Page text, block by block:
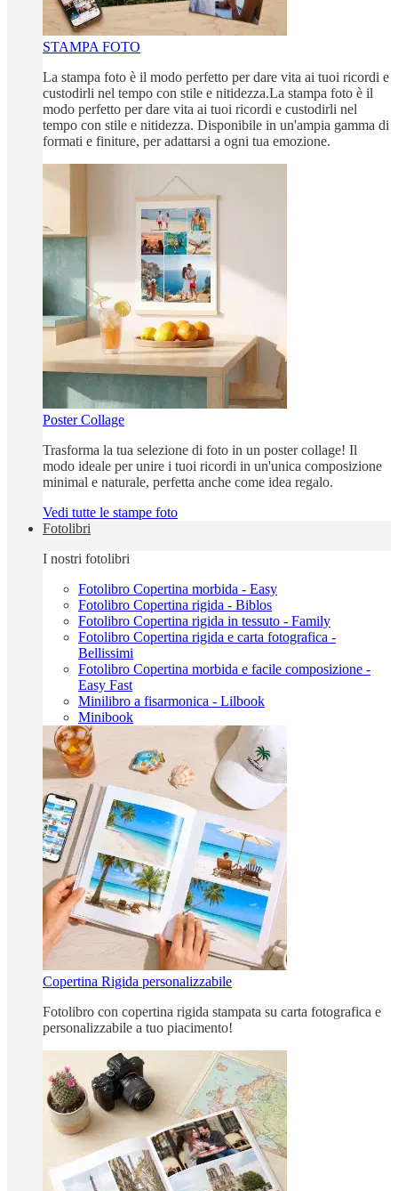
STAMPA FOTO
La stampa foto è il modo perfetto per dare vita ai tuoi ricordi e
custodirli nel tempo con stile e nitidezza.La stampa foto è il
modo perfetto per dare vita ai tuoi ricordi e custodirli nel
tempo con stile e nitidezza. Disponibile in un'ampia gamma di
formati e finiture, per adattarsi a ogni tua emozione.
Poster Collage
Trasforma la tua selezione di foto in un poster collage! Il
modo ideale per unire i tuoi ricordi in un'unica composizione
minimal e naturale, perfetta anche come idea regalo.
Vedi tutte le stampe foto
Fotolibri
I nostri fotolibri
Fotolibro Copertina morbida - Easy
Fotolibro Copertina rigida - Biblos
Fotolibro Copertina rigida in tessuto - Family
Fotolibro Copertina rigida e carta fotografica -
Bellissimi
Fotolibro Copertina morbida e facile composizione -
Easy Fast
Minilibro a fisarmonica - Lilbook
Minibook
Copertina Rigida personalizzabile
Fotolibro con copertina rigida stampata su carta fotografica e
personalizzabile a tuo piacimento!